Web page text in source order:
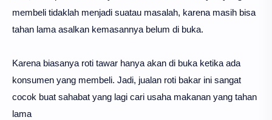
membeli tidaklah menjadi suatau masalah, karena masih bisa
tahan lama asalkan kemasannya belum di buka.
Karena biasanya roti tawar hanya akan di buka ketika ada
konsumen yang membeli. Jadi, jualan roti bakar ini sangat
cocok buat sahabat yang lagi cari usaha makanan yang tahan
lama